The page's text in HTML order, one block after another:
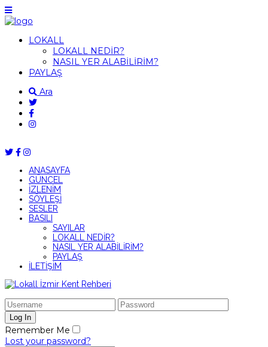
LOKALL
LOKALL NEDİR?
NASIL YER ALABİLİRİM?
PAYLAŞ
Ara
ANASAYFA
GÜNCEL
İZLENİM
SÖYLEŞİ
SESLER
BASILI
SAYILAR
LOKALL NEDİR?
NASIL YER ALABİLİRİM?
PAYLAŞ
İLETİŞİM
Remember Me
Lost your password?